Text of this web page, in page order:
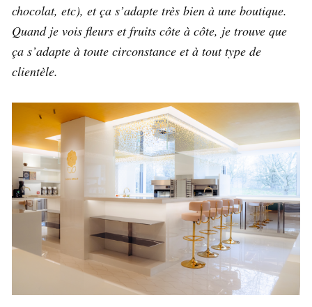
chocolat, etc), et ça s’adapte très bien à une boutique.
Quand je vois fleurs et fruits côte à côte, je trouve que
ça s’adapte à toute circonstance et à tout type de
clientèle.